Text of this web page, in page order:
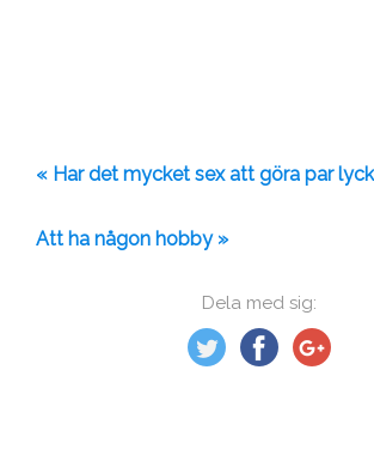
Dela med sig:
« Har det mycket sex att göra par
Att ha någon hobby »